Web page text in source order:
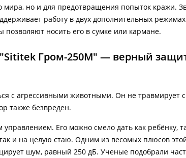
мира, но и для предотвращения попыток кражи.
работу в двух дополнительных
позволяют носить его в сумке или кармане.
"Sititek Гром-250М" — верный
с агрессивными животными. Он не травмирует
также безвреден.
Его можно смело дать как ребёнку,
и на целую стаю. Одним из весомых плюсов
шум, равный 250 дБ. Ученые подобрали